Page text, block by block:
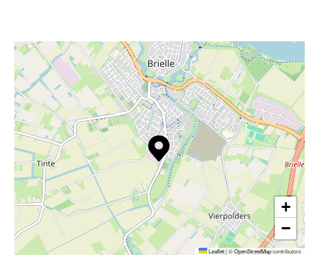
+
−
Leaflet|©OpenStreetMapcontributors